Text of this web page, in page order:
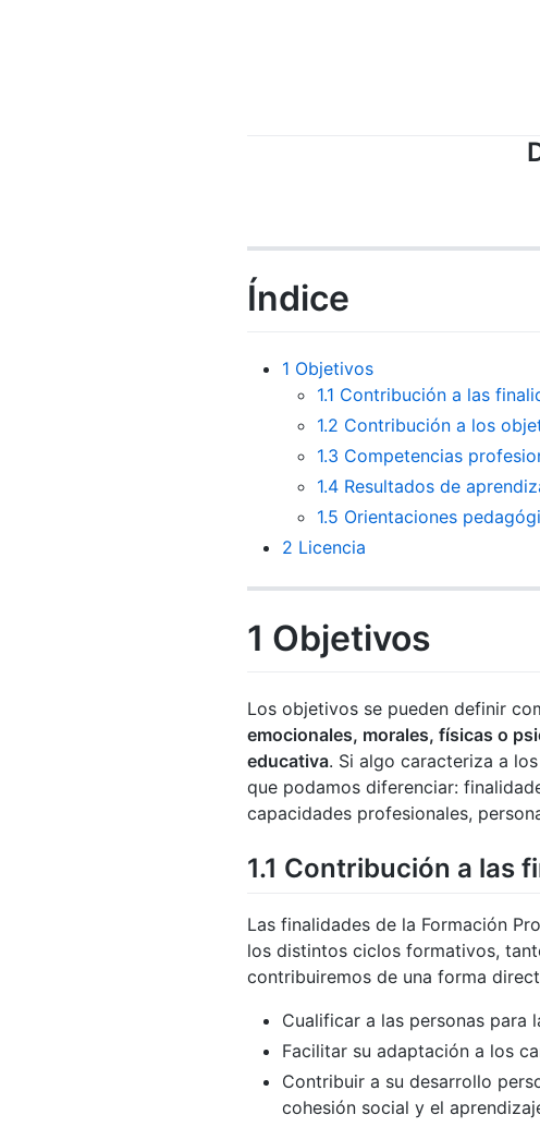
Índice
1 Objetivos
1.1 Contribución a las
1.2 Contribución a los
1.3 Competencias
1.4 Resultados de
1.5 Orientaciones
2 Licencia
1 Objetivos
Los objetivos se pueden definir
emocionales, morales, físicas o
educativa. Si algo caracteriza a
que podamos diferenciar:
capacidades profesionales,
1.1 Contribución a las
Las finalidades de la Formación
los distintos ciclos formativos,
contribuiremos de una forma
Cualificar a las personas
Facilitar su adaptación a los
Contribuir a su desarrollo
cohesión social y el